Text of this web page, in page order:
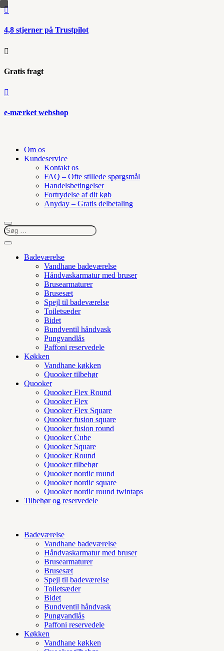

4,8 stjerner på Trustpilot

Gratis fragt

e-mærket webshop
Om os
Kundeservice
Kontakt os
FAQ – Ofte stillede spørgsmål
Handelsbetingelser
Fortrydelse af dit køb
Anyday – Gratis delbetaling
Badeværelse
Vandhane badeværelse
Håndvaskarmatur med bruser
Brusearmaturer
Brusesæt
Spejl til badeværelse
Toiletsæder
Bidet
Bundventil håndvask
Pungvandlås
Paffoni reservedele
Køkken
Vandhane køkken
Quooker tilbehør
Quooker
Quooker Flex Round
Quooker Flex
Quooker Flex Square
Quooker fusion square
Quooker fusion round
Quooker Cube
Quooker Square
Quooker Round
Quooker tilbehør
Quooker nordic round
Quooker nordic square
Quooker nordic round twintaps
Tilbehør og reservedele
Badeværelse
Vandhane badeværelse
Håndvaskarmatur med bruser
Brusearmaturer
Brusesæt
Spejl til badeværelse
Toiletsæder
Bidet
Bundventil håndvask
Pungvandlås
Paffoni reservedele
Køkken
Vandhane køkken